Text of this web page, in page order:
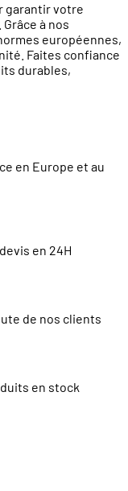
garantir votre
à nos
européennes,
Faites confiance
durables,
en Europe et au
en 24H
de nos clients
en stock